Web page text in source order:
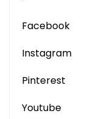
Facebook
Instagram
Pinterest
Youtube